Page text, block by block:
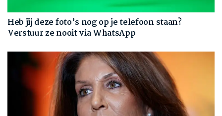
Heb jij deze foto’s nog op je telefoon staan?
Verstuur ze nooit via WhatsApp